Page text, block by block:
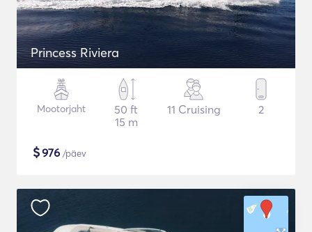
Princess Riviera
Mootorjaht
50 ft
15 m
11 Cruising 2
$976 /päev